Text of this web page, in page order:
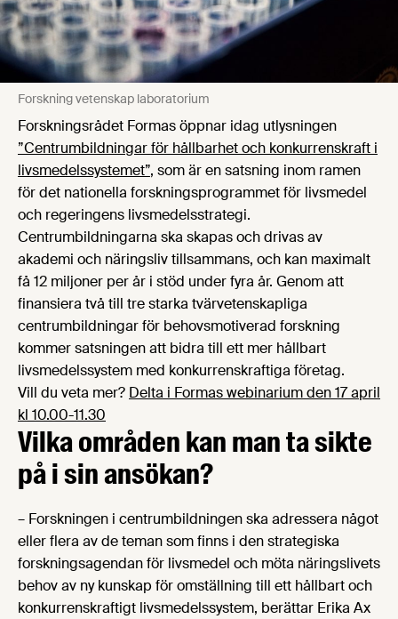
Forskning vetenskap laboratorium
Forskningsrådet Formas öppnar idag utlysningen
”Centrumbildningar för hållbarhet och konkurrenskraft i
livsmedelssystemet”, som är en satsning inom ramen
för det nationella forskningsprogrammet för livsmedel
och regeringens livsmedelsstrategi.
Centrumbildningarna ska skapas och drivas av
akademi och näringsliv tillsammans, och kan maximalt
få 12 miljoner per år i stöd under fyra år. Genom att
finansiera två till tre starka tvärvetenskapliga
centrumbildningar för behovsmotiverad forskning
kommer satsningen att bidra till ett mer hållbart
livsmedelssystem med konkurrenskraftiga företag.
Vill du veta mer? Delta i Formas webinarium den 17 april
kl 10.00-11.30
Vilka områden kan man ta sikte
på i sin ansökan?
– Forskningen i centrumbildningen ska adressera något
eller flera av de teman som finns i den strategiska
forskningsagendan för livsmedel och möta näringslivets
behov av ny kunskap för omställning till ett hållbart och
konkurrenskraftigt livsmedelssystem, berättar Erika Ax